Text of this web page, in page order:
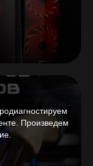
Произведем